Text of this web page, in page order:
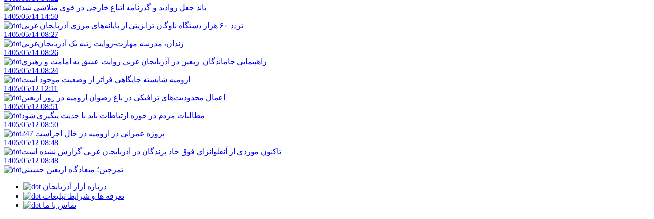
باند جعل روادید و گذرنامه اتباع خارجی در خوی متلاشی شد
1405/05/14 14:50
تردد ۶۰ هزار دستگاه ناوگان ترانزیتی از پایانه‌های مرزی آذربایجان ‌غربی
1405/05/14 08:27
زندان، مدرسه مهارت-روايت رتبه يک آذربايجان‌غربي
1405/05/14 08:26
راهپيمايي جاماندگان اربعين در آذربايجان غربي روايت عشق به امامت و رهبري
1405/05/14 08:24
اروميه شايسته جايگاهي فراتر از وضعيت موجود است
1405/05/12 12:11
اعمال محدودیت‌های ترافیکی در باغ رضوان ارومیه در روز اربعین
1405/05/12 08:51
مطالبات مردم در حوزه ارتباطات بايد با جديت پيگيري شود
1405/05/12 08:50
247 پروژه عمراني در اروميه در حال اجراست
1405/05/12 08:48
تاکنون موردي از آنفلوانزاي فوق حاد پرندگان در آذربايجان غربي گزارش نشده است
1405/05/12 08:48
تمرچين؛ ميعادگاه اربعين حسيني
درباره آراز آذربایجان
تعرفه ها و شرایط تبلیغات
تماس با ما